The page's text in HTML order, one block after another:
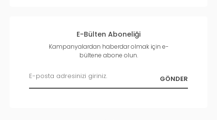
E-Bülten Aboneliği
Kampanyalardan haberdar olmak için e-
bültene abone olun.